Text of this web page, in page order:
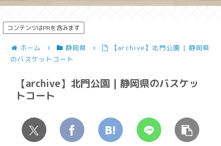
コンテンツはPRを含みます
ホーム 静岡県
【archive】北門公園 | 静岡県
のバスケットコート
【archive】北門公園 | 静岡県のバスケッ
トコート